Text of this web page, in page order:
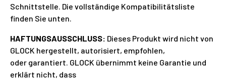
Schnittstelle. Die vollständige Kompatibilitätsliste
finden Sie unten.
HAFTUNGSAUSSCHLUSS: Dieses Produkt wird nicht von
GLOCK hergestellt, autorisiert, empfohlen,
oder garantiert. GLOCK übernimmt keine Garantie und
erklärt nicht, dass